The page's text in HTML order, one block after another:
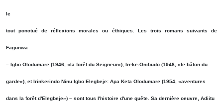
le
tout ponctué de réflexions morales ou éthiques. Les trois romans suivants de
Fagunwa
– Igbo Olodumare (1946, «la forêt du Seigneur»), Ireke-Onibudo (1948, «le bâton du
garde»), et Irinkerindo Ninu Igbo Elegbeje: Apa Keta Olodumare (1954, «aventures
dans la forêt d'Elegbeje») – sont tous l'histoire d'une quête. Sa dernière oeuvre, Adiitu